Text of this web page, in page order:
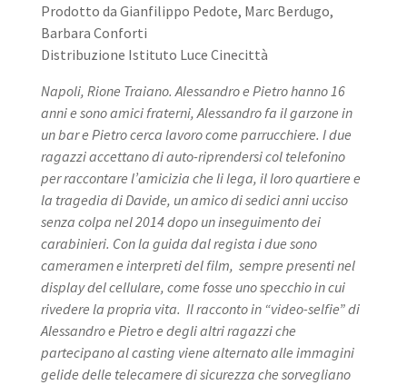
Prodotto da Gianfilippo Pedote, Marc Berdugo,
Barbara Conforti
Distribuzione Istituto Luce Cinecittà
Napoli, Rione Traiano. Alessandro e Pietro hanno 16
anni e sono amici fraterni, Alessandro fa il garzone in
un bar e Pietro cerca lavoro come parrucchiere. I due
ragazzi accettano di auto-riprendersi col telefonino
per raccontare l’amicizia che li lega, il loro quartiere e
la tragedia di Davide, un amico di sedici anni ucciso
senza colpa nel 2014 dopo un inseguimento dei
carabinieri. Con la guida dal regista i due sono
cameramen e interpreti del film, sempre presenti nel
display del cellulare, come fosse uno specchio in cui
rivedere la propria vita. Il racconto in “video-selfie” di
Alessandro e Pietro e degli altri ragazzi che
partecipano al casting viene alternato alle immagini
gelide delle telecamere di sicurezza che sorvegliano